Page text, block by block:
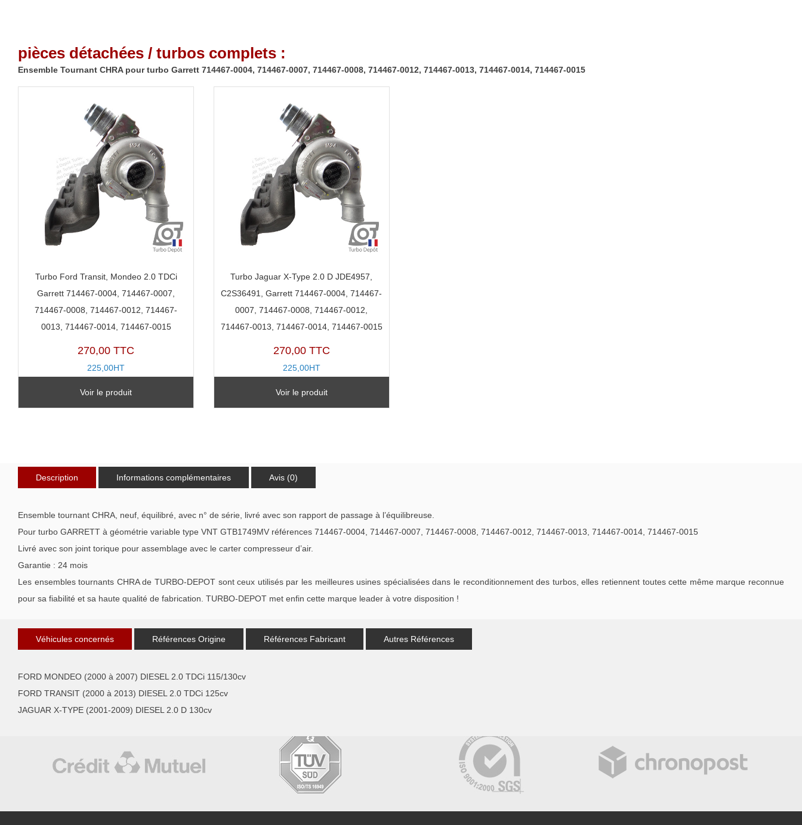
pièces détachées / turbos complets :
Ensemble Tournant CHRA pour turbo Garrett 714467-0004, 714467-0007, 714467-0008, 714467-0012, 714467-0013, 714467-0014, 714467-0015
Turbo Ford Transit, Mondeo 2.0 TDCi
Garrett 714467-0004, 714467-0007,
714467-0008, 714467-0012, 714467-
0013, 714467-0014, 714467-0015
270,00 TTC
225,00HT
Voir le produit
Turbo Jaguar X-Type 2.0 D JDE4957,
C2S36491, Garrett 714467-0004, 714467-
0007, 714467-0008, 714467-0012,
714467-0013, 714467-0014, 714467-0015
270,00 TTC
225,00HT
Voir le produit
Description Informations complémentaires Avis (0)
Ensemble tournant CHRA, neuf, équilibré, avec n° de série, livré avec son rapport de passage à l’équilibreuse.
Pour turbo GARRETT à géométrie variable type VNT GTB1749MV références 714467-0004, 714467-0007, 714467-0008, 714467-0012, 714467-0013, 714467-0014, 714467-0015
Livré avec son joint torique pour assemblage avec le carter compresseur d’air.
Garantie : 24 mois
Les ensembles tournants CHRA de TURBO-DEPOT sont ceux utilisés par les meilleures usines spécialisées dans le reconditionnement des turbos, elles retiennent toutes cette même marque reconnue
pour sa fiabilité et sa haute qualité de fabrication. TURBO-DEPOT met enfin cette marque leader à votre disposition !
Véhicules concernés Références Origine Références Fabricant Autres Références
FORD MONDEO (2000 à 2007) DIESEL 2.0 TDCi 115/130cv
FORD TRANSIT (2000 à 2013) DIESEL 2.0 TDCi 125cv
JAGUAR X-TYPE (2001-2009) DIESEL 2.0 D 130cv